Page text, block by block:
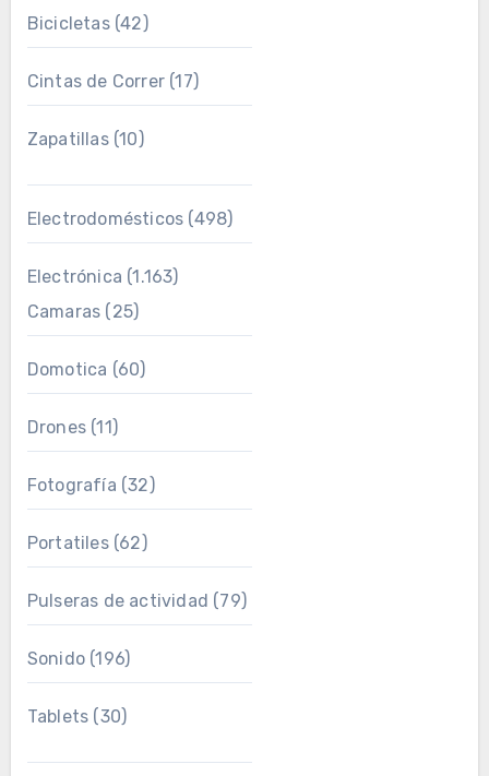
Bicicletas(42)
Cintas de Correr(17)
Zapatillas(10)
Electrodomésticos (498)
Electrónica (1.163)
Camaras (25)
Domotica (60)
Drones(11)
Fotografía (32)
Portatiles(62)
Pulseras de actividad (79)
Sonido(196)
Tablets (30)